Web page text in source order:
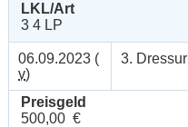
LKL/Art
3 4 LP
06.09.2023 (
v)
3.
Preisgeld
500,00 €